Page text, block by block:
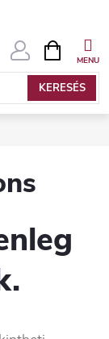
KERESÉS
KOSÁR